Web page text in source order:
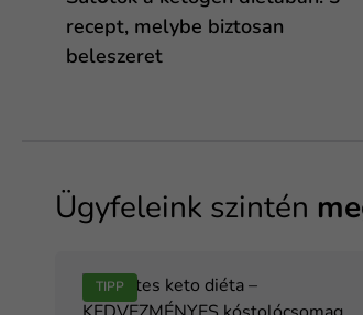
recept, melybe biztosan
beleszeret
Ügyfeleink szintén
TIPP